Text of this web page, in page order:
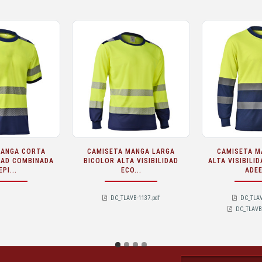
FORTE ALTA
- CLASE 2
SUDADERA ALTA VISIBILIDAD
COMBINADA ADEEPI - CLASE 2
DC_SAVB-1135.pdf
JERSEY 1/2
ALTA